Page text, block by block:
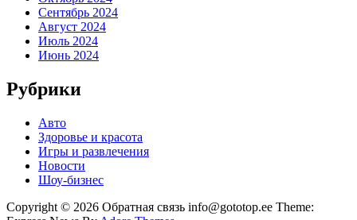
Сентябрь 2024
Август 2024
Июль 2024
Июнь 2024
Рубрики
Авто
Здоровье и красота
Игры и развлечения
Новости
Шоу-бизнес
Copyright © 2026 Обратная связь info@gototop.ee Theme: